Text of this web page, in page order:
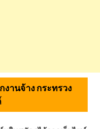
านจ้าง กระทรวง